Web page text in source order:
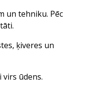
un tehniku. Pēc
ķiveres un
ūdens.